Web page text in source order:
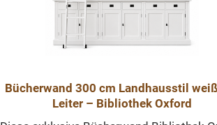
Bücherwand 300 cm Landhausstil
Leiter – Bibliothek Oxford